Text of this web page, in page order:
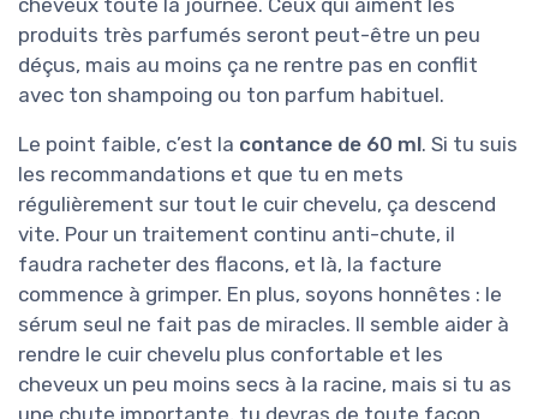
cheveux toute la journée. Ceux qui aiment les
produits très parfumés seront peut-être un peu
déçus, mais au moins ça ne rentre pas en conflit
avec ton shampoing ou ton parfum habituel.
Le point faible, c’est la contance de 60 ml. Si tu suis
les recommandations et que tu en mets
régulièrement sur tout le cuir chevelu, ça descend
vite. Pour un traitement continu anti-chute, il
faudra racheter des flacons, et là, la facture
commence à grimper. En plus, soyons honnêtes : le
sérum seul ne fait pas de miracles. Il semble aider à
rendre le cuir chevelu plus confortable et les
cheveux un peu moins secs à la racine, mais si tu as